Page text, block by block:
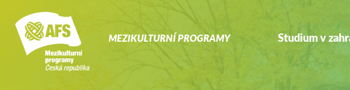
MEZIKULTURNÍ PROGRAMY Studium v